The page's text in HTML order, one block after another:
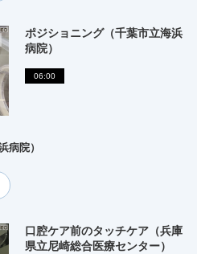
ポジショニング（千葉市立海浜
病院）
06:00
病院）
口腔ケア前のタッチケア（兵庫
県立尼崎総合医療センター）